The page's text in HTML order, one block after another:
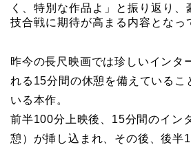
く、特別な作品よ」と振り返り
技合戦に期待が高まる内容となっ
昨今の長尺映画では珍しいインタ
れる15分間の休憩を備えているこ
いる本作。
前半100分上映後、15分間のイン
憩）が挿し込まれ、その後、後半